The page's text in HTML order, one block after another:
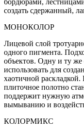
бордюрами,
создать сдержанный,
МОНОКОЛОР
Лицевой слой
одного пигмента.
объектов. Одну и ту
использовать для
хаотичной
плиточное полотно
поддержит нужную
вымыванию и
КОЛОРМИКС